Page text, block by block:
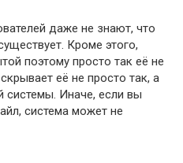
даже не знают, что
Кроме этого,
поэтому просто так её не
её не просто так, а
системы. Иначе, если вы
система может не